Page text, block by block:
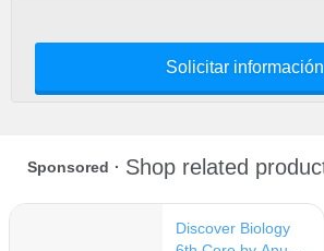
Solicitar información